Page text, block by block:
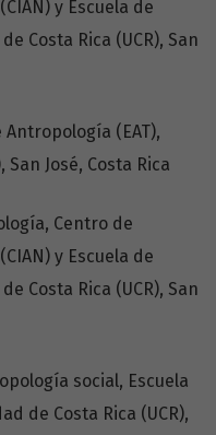
y Escuela de
Costa Rica (UCR), San
Antropología (EAT),
José, Costa Rica
Centro de
y Escuela de
Costa Rica (UCR), San
social, Escuela
de Costa Rica (UCR),